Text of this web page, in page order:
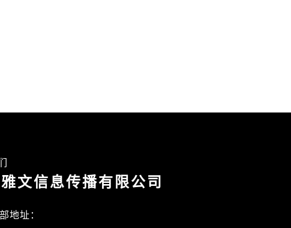
文信息传播有限公司
地址：